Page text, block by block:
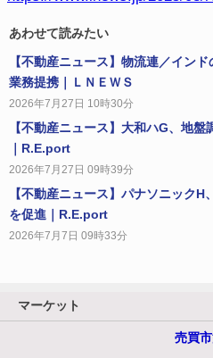
あわせて読みたい
【不動産ニュース】物流連／イン
業務提携｜ＬＮＥＷＳ
2026年7月27日 10時30分
【不動産ニュース】大和ハG、地
｜R.E.port
2026年7月27日 09時39分
【不動産ニュース】パナソニック
を促進｜R.E.port
2026年7月7日 09時33分
マーケット
売買